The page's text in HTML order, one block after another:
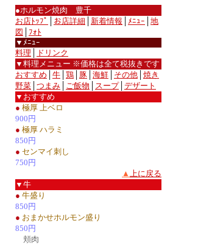
●ホルモン焼肉 豊千
お店ﾄｯﾌﾟ
お店詳細 新着情報 ﾒﾆｭｰ
地
図
ﾌｫﾄ
▼ﾒﾆｭｰ
料理
ドリンク
▼料理メニュー ※価格は全て税抜きです
おすすめ
牛 鶏 豚 海鮮 その他 焼き
野菜 つまみ ご飯物 スープ│ デザート
▼おすすめ
● 極厚 上ベロ
900円
● 極厚 ハラミ
850円
● センマイ刺し
750円
▲ 上に戻る
▼牛
● 牛盛り
850円
● おまかせホルモン盛り
850円
頬肉